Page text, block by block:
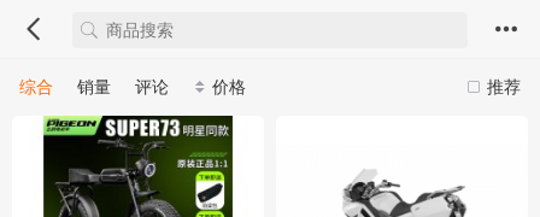
推荐
综合 销量 评论 价格